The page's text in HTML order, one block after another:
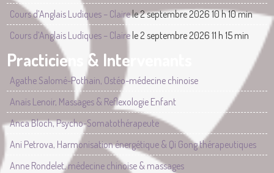
Cours d’Anglais Ludiques – Clairele 2 septembre 2026 10 h 10 min
Cours d’Anglais Ludiques – Claire le 2 septembre 2026 11 h 15 min
Practiciens & Intervenants
Agathe Salomé-Pothain, Ostéo-médecine chinoise
Anaïs Lenoir, Massages & Reflexologie Enfant
Anca Bloch, Psycho-Somatothérapeute
Ani Petrova, Harmonisation énergétique & Qi Gong thérapeutiques
Anne Rondelet, médecine chinoise & massages